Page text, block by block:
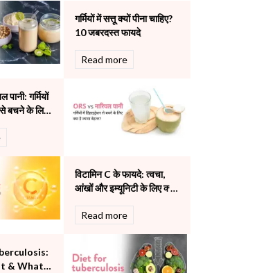
& Dialysis
Centre
Centre
गर्मियों में सत्तू क्यों पीना चाहिए?
10 जबरदस्त फायदे
Read more
पानी: गर्मियों
बचने के लिए
विटामिन C के फायदे: त्वचा,
आंखों और इम्यूनिटी के लिए क्यों
Read more
& What